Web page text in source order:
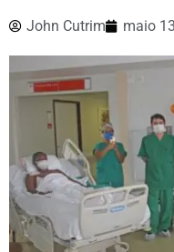
John Cutrim maio